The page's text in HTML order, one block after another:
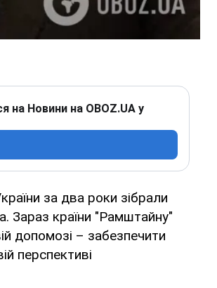
на Новини на OBOZ.UA у
за два роки зібрали
Зараз країни "Рамштайну"
допомозі – забезпечити
перспективі